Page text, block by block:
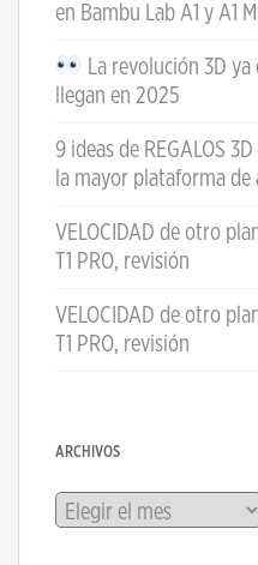
en Bambu Lab A1 y A1
La revolución 3D
llegan en 2025
9 ideas de REGALOS
la mayor plataforma de
VELOCIDAD de otro
T1 PRO, revisión
VELOCIDAD de otro
T1 PRO, revisión
ARCHIVOS
Archivos